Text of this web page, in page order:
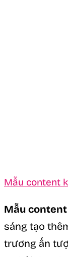
Mẫu content
Mẫu
sáng tạo
trương ấn